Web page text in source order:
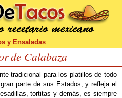
y Ensaladas
de Calabaza
tradicional para los platillos de todo
parte de sus Estados, y refleja el
tortitas y demás, es siempre